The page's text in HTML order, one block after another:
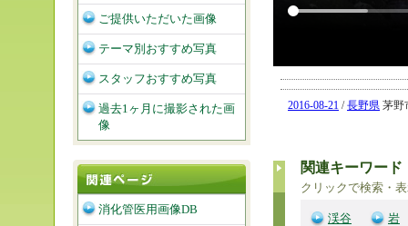
2016-08-21 /長野県 茅野
関連キーワード
クリックで検索・
渓谷
岩
ご提供いただいた画像
テーマ別おすすめ写真
スタッフおすすめ写真
過去1ヶ月に撮影された画
像
消化管医用画像DB